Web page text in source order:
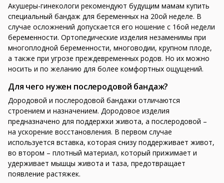
Акушеры-гинекологи рекомендуют будущим мамам купить
специальный бандаж для беременных на 20ой неделе. В
случае осложнений допускается его ношение с 16ой недели
беременности. Ортопедические изделия незаменимы при
многоплодной беременности, многоводии, крупном плоде,
а также при угрозе преждевременных родов. Но их можно
носить и по желанию для более комфортных ощущений.
Для чего нужен послеродовой бандаж?
Дородовой и послеродовой бандажи отличаются
строением и назначением. Дородовое изделия
предназначено для поддержки живота, а послеродовой –
на ускорение восстановления. В первом случае
используется вставка, которая снизу поддерживает живот,
во втором – плотный материал, который прижимает и
удерживает мышцы живота и таза, предотвращает
появление растяжек.